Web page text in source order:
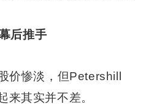
后推手
价惨淡，但Petershill
来其实并不差。